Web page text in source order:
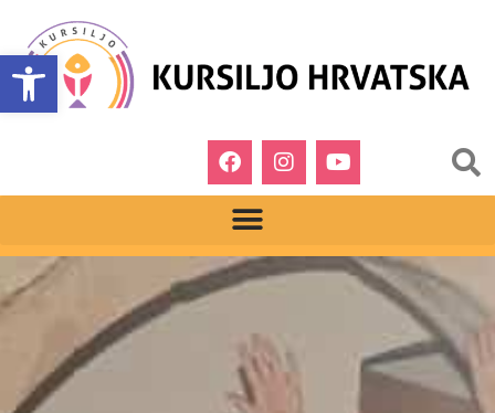
Open toolbar